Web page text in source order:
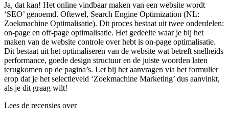
Ja, dat kan! Het online vindbaar maken van een website wordt
‘SEO’ genoemd. Oftewel, Search Engine Optimization (NL:
Zoekmachine Optimalisatie). Dit proces bestaat uit twee onderdelen:
on-page en off-page optimalisatie. Het gedeelte waar je bij het
maken van de website controle over hebt is on-page optimalisatie.
Dit bestaat uit het optimaliseren van de website wat betreft snelheids
performance, goede design structuur en de juiste woorden laten
terugkomen op de pagina’s. Let bij het aanvragen via het formulier
erop dat je het selectieveld ‘Zoekmachine Marketing’ dus aanvinkt,
als je dit graag wilt!
Lees de recensies over